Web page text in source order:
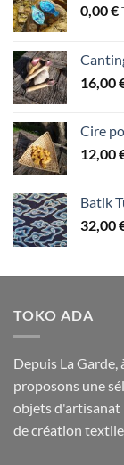
0,00€
16,00
Cire
12,00
Batik
32,00
TOKO ADA
Depuis La Garde,
proposons une
objets d'artisanat
de création